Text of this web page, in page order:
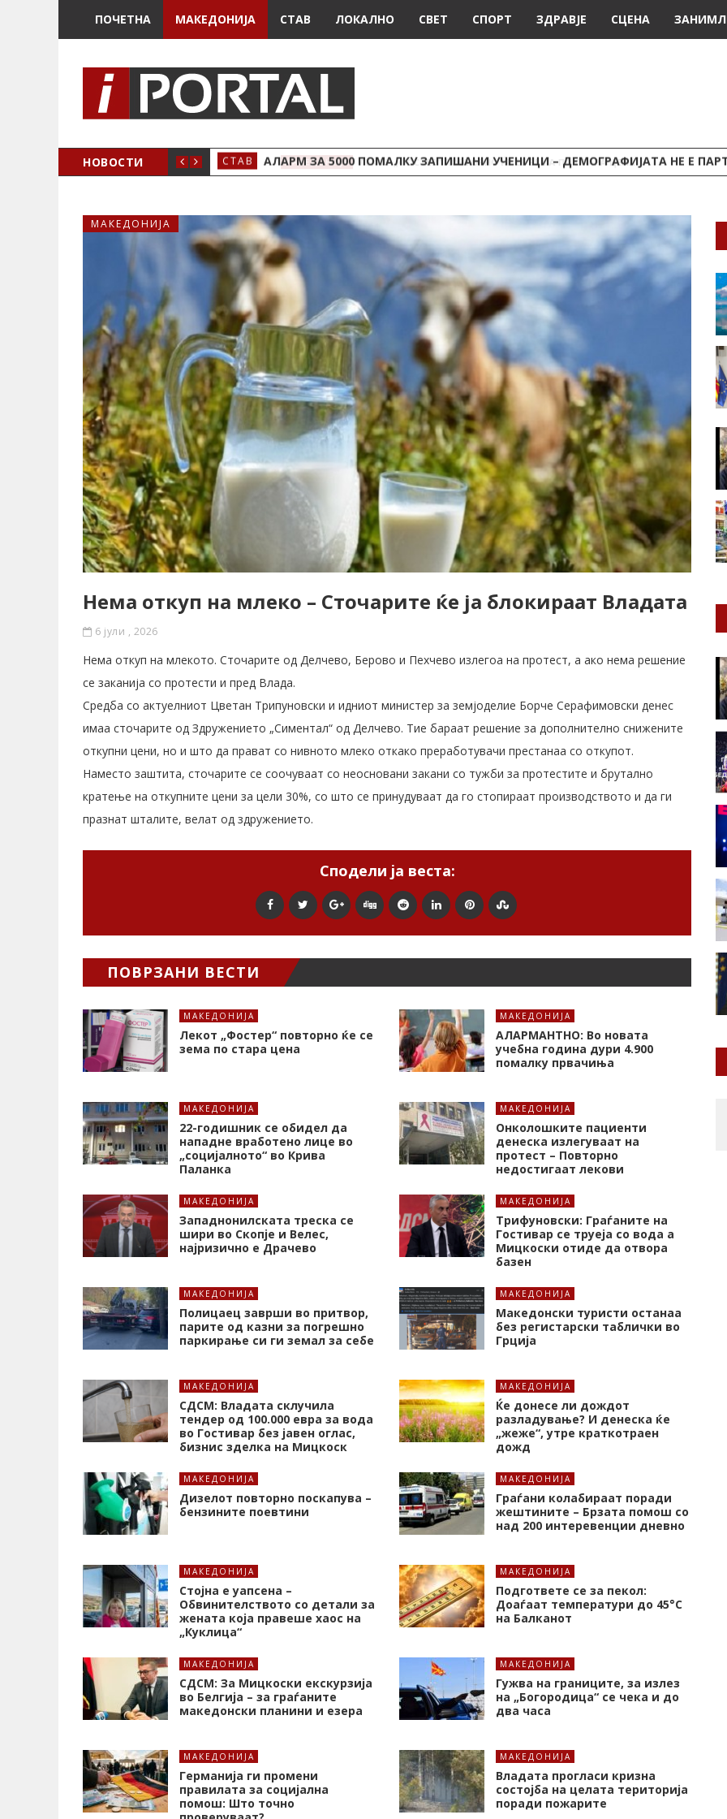
ПОЧЕТНА МАКЕДОНИЈА СТАВ ЛОКАЛНО СВЕТ СПОРТ ЗДРАВЈЕ СЦЕНА
НОВОСТИ СТАВ АЛАРМ ЗА 5000 ПОМАЛКУ ЗАПИШАНИ УЧЕНИЦИ – ДЕМОГРАФИЈАТА НЕ Е
МАКЕДОНИЈА
Нема откуп на млеко – Сточарите ќе ја блокираат Владата
6 јули , 2026
Нема откуп на млекото. Сточарите од Делчево, Берово и Пехчево излегоа на протест, а ако нема решение
се заканија со протести и пред Влада.
Средба со актуелниот Цветан Трипуновски и идниот министер за земјоделие Борче Серафимовски денес
имаа сточарите од Здружението „Симентал“ од Делчево. Тие бараат решение за дополнително снижените
откупни цени, но и што да прават со нивното млеко откако преработувачи престанаа со откупот.
Наместо заштита, сточарите се соочуваат со неосновани закани со тужби за протестите и брутално
кратење на откупните цени за цели 30%, со што се принудуваат да го стопираат производството и да ги
празнат шталите, велат од здружението.
Сподели ја веста:
ПОВРЗАНИ ВЕСТИ
МАКЕДОНИЈА
Лекот „Фостер“ повторно ќе се
зема по стара цена
МАКЕДОНИЈА
АЛАРМАНТНО: Во новата
учебна година дури 4.900
помалку првачиња
МАКЕДОНИЈА
22-годишник се обидел да
нападне вработено лице во
„социјалното“ во Крива
Паланка
МАКЕДОНИЈА
Онколошките пациенти
денеска излегуваат на
протест – Повторно
недостигаат лекови
МАКЕДОНИЈА
Западнонилската треска се
шири во Скопје и Велес,
најризично е Драчево
МАКЕДОНИЈА
Трифуновски: Граѓаните на
Гостивар се труеја со вода а
Мицкоски отиде да отвора
базен
МАКЕДОНИЈА
Полицаец заврши во притвор,
парите од казни за погрешно
паркирање си ги земал за себе
МАКЕДОНИЈА
Македонски туристи останаа
без регистарски таблички во
Грција
МАКЕДОНИЈА
СДСМ: Владата склучила
тендер од 100.000 евра за вода
во Гостивар без јавен оглас,
бизнис зделка на Мицкоск
МАКЕДОНИЈА
Ќе донесе ли дождот
разладување? И денеска ќе
„жеже“, утре краткотраен
дожд
МАКЕДОНИЈА
Дизелот повторно поскапува –
бензините поевтини
МАКЕДОНИЈА
Граѓани колабираат поради
жештините – Брзата помош со
над 200 интеревенции дневно
МАКЕДОНИЈА
Стојна е уапсена –
Обвинителството со детали за
жената која правеше хаос на
„Куклица“
МАКЕДОНИЈА
Подгответе се за пекол:
Доаѓаат температури до 45°C
на Балканот
МАКЕДОНИЈА
СДСМ: За Мицкоски екскурзија
во Белгија – за граѓаните
македонски планини и езера
МАКЕДОНИЈА
Гужва на границите, за излез
на „Богородица“ се чека и до
два часа
МАКЕДОНИЈА
Германија ги промени
правилата за социјална
помош: Што точно
МАКЕДОНИЈА
Владата прогласи кризна
состојба на целата територија
поради пожарите